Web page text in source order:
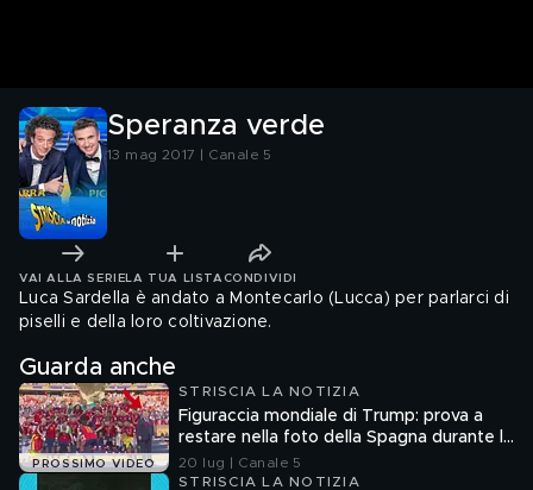
Speranza verde
13 mag 2017 | Canale 5
VAI ALLA SERIE LA TUA LISTA CONDIVIDI
Luca Sardella è andato a Montecarlo (Lucca) per parlarci di
piselli e della loro coltivazione.
Guarda anche
PROSSIMO VIDEO
STRISCIA LA NOTIZIA
Figuraccia mondiale di Trump: prova a
restare nella foto della Spagna durante la
premiazione
20 lug | Canale 5
STRISCIA LA NOTIZIA